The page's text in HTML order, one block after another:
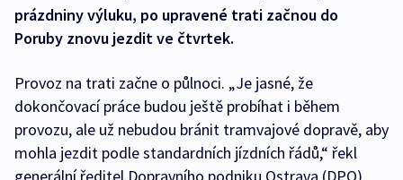
prázdniny výluku, po upravené trati začnou do
Poruby znovu jezdit ve čtvrtek.
Provoz na trati začne o půlnoci. „Je jasné, že
dokončovací práce budou ještě probíhat i během
provozu, ale už nebudou bránit tramvajové dopravě, aby
mohla jezdit podle standardních jízdních řádů,“ řekl